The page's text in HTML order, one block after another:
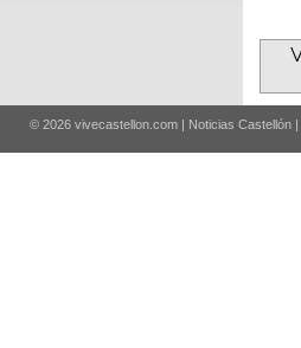
© 2026 vivecastellon.com | Noticias Castellón